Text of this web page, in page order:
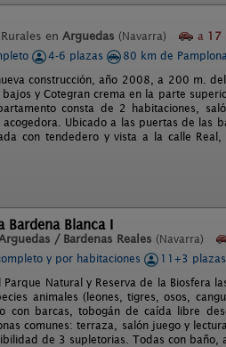
en Arguedas (Navarra) a 17
4-6 plazas
80 km de
construcción, año 2008, a 200 m.
y Cotegran crema en la parte
consta de 2 habitaciones,
Ubicado a las puertas de las
con tendedero y vista a la calle
Bardena Blanca I
/ Bardenas Reales (Navarra)
y por habitaciones
11+3 plazas
Natural y Reserva de la Biosfera
animales (leones, tigres, osos,
con barcas, tobogán de caída libre
comunes: terraza, salón juego y
de 3 supletorias. Todas con baño,